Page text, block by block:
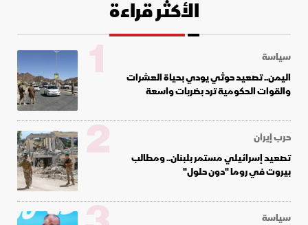
الأكثر قراءة
سياسة
اليمن.. تصعيد حوثي يودي بحياة العشرات
والقوات الحكومية ترد بضربات واسعة
1
حرب إيران
تصعيد إسرائيلي مستمر بلبنان.. ومطالب
بيروت في روما "دون حلول"
2
سياسة